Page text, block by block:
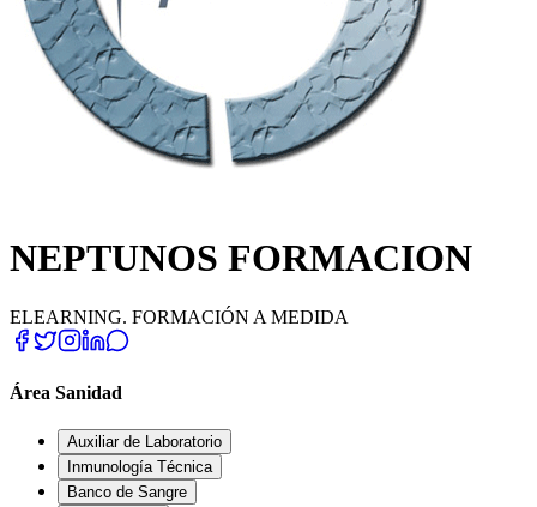
NEPTUNOS FORMACION
ELEARNING. FORMACIÓN A MEDIDA
Área Sanidad
Auxiliar de Laboratorio
Inmunología Técnica
Banco de Sangre